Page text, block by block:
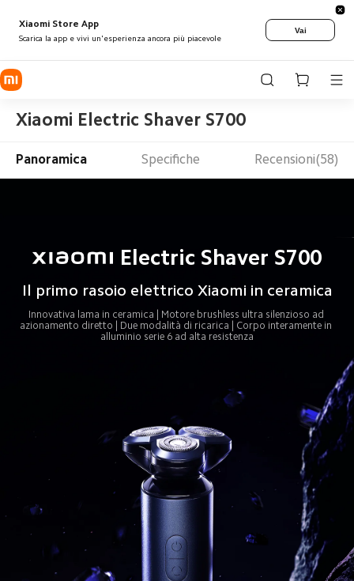
Xiaomi Store App
Scarica la app e vivi un'esperienza ancora più piacevole
Vai
Xiaomi Electric Shaver S700
Panoramica Specifiche Recensioni(58)
Electric Shaver S700
Il primo rasoio elettrico Xiaomi in ceramica
Innovativa lama in ceramica | Motore brushless ultra silenzioso ad
azionamento diretto | Due modalità di ricarica | Corpo interamente in
alluminio serie 6 ad alta resistenza